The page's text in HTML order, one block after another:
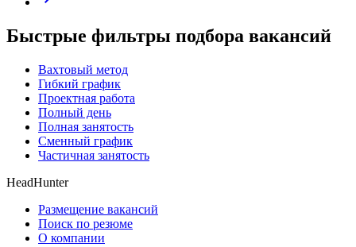
Быстрые фильтры подбора вакансий
Вахтовый метод
Гибкий график
Проектная работа
Полный день
Полная занятость
Сменный график
Частичная занятость
HeadHunter
Размещение вакансий
Поиск по резюме
О компании